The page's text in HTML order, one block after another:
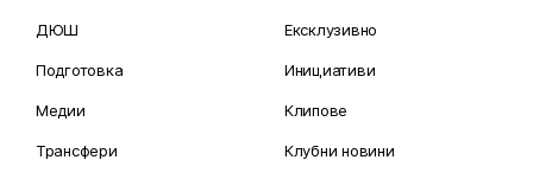
ДЮШ
Подготовка
Медии
Трансфери
Ексклузивно
Инициативи
Клипове
Клубни новини